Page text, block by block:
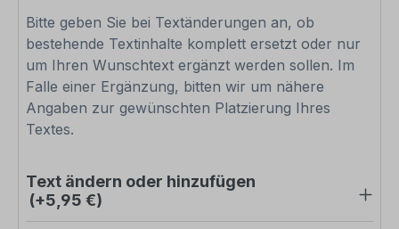
Bitte geben Sie bei Textänderungen an, ob
bestehende Textinhalte komplett ersetzt oder nur
um Ihren Wunschtext ergänzt werden sollen. Im
Falle einer Ergänzung, bitten wir um nähere
Angaben zur gewünschten Platzierung Ihres
Textes.
Text ändern oder hinzufügen
(+5,95 €)